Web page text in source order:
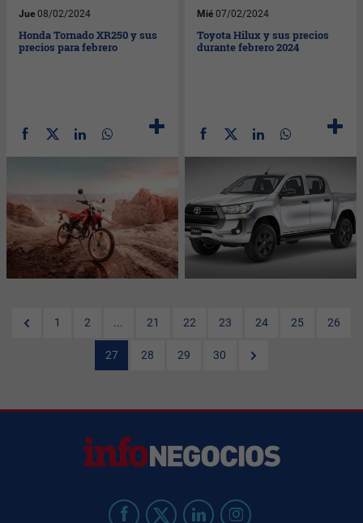
Jue 08/02/2024
Honda Tornado XR250 y sus
precios para febrero
Mié 07/02/2024
Toyota Hilux y sus precios
durante febrero 2024
1 2 ... 21 22 23 24 25 26
27 28 29 30